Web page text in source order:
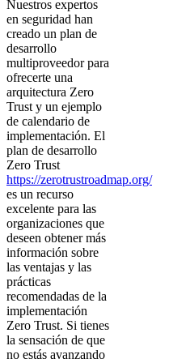
Nuestros expertos
en seguridad han
creado un plan de
desarrollo
multiproveedor para
ofrecerte una
arquitectura Zero
Trust y un ejemplo
de calendario de
implementación. El
plan de desarrollo
Zero Trust
https://zerotrustroadmap.org/
es un recurso
excelente para las
organizaciones que
deseen obtener más
información sobre
las ventajas y las
prácticas
recomendadas de la
implementación
Zero Trust. Si tienes
la sensación de que
no estás avanzando